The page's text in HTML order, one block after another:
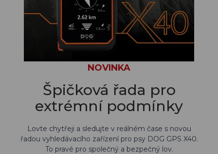
NOVINKA
Špičková řada pro
extrémní podmínky
Lovte chytřeji a sledujte v reálném čase s novou
řadou vyhledávacího zařízení pro psy DOG GPS X40.
To pravé pro společný a bezpečný lov.